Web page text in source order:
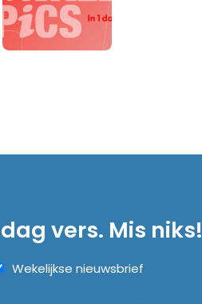
vers. Mis niks!
Wekelijkse nieuwsbrief